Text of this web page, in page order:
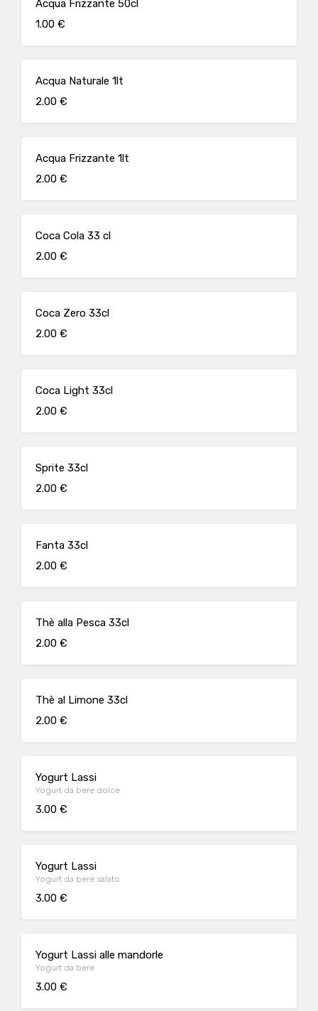
Acqua Frizzante 50cl
1.00 €
Acqua Naturale 1lt
2.00 €
Acqua Frizzante 1lt
2.00 €
Coca Cola 33 cl
2.00 €
Coca Zero 33cl
2.00 €
Coca Light 33cl
2.00 €
Sprite 33cl
2.00 €
Fanta 33cl
2.00 €
Thè alla Pesca 33cl
2.00 €
Thè al Limone 33cl
2.00 €
Yogurt Lassi
Yogurt da bere dolce
3.00 €
Yogurt Lassi
Yogurt da bere salato
3.00 €
Yogurt Lassi alle mandorle
Yogurt da bere
3.00 €